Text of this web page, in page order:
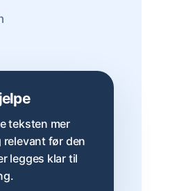
teksten mer
relevant før den
legges klar til